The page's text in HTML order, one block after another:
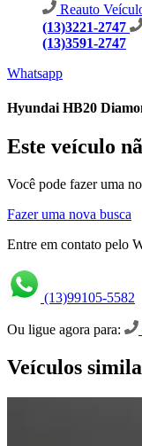
Reauto
(13)3221-2747
(13)3591-2747
Whatsapp
Hyundai HB20
Este veículo
Você pode fazer uma
Fazer uma nova busca
Entre em contato pelo
(13)99105-5582
Ou ligue agora para:
Veículos